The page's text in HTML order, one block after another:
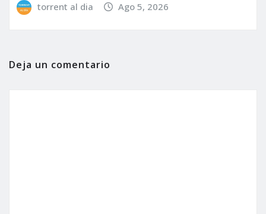
torrent al dia Ago 5, 2026
Deja un comentario